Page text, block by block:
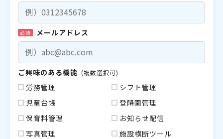
必須 メールアドレス
ご興味のある機能 (複数選択可)
労務管理
シフト管理
児童台帳
登降園管理
保育料管理
お知らせ配信
写真管理
施設横断ツール